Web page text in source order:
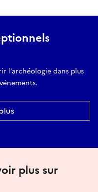
l’archéologie dans plus
plus sur